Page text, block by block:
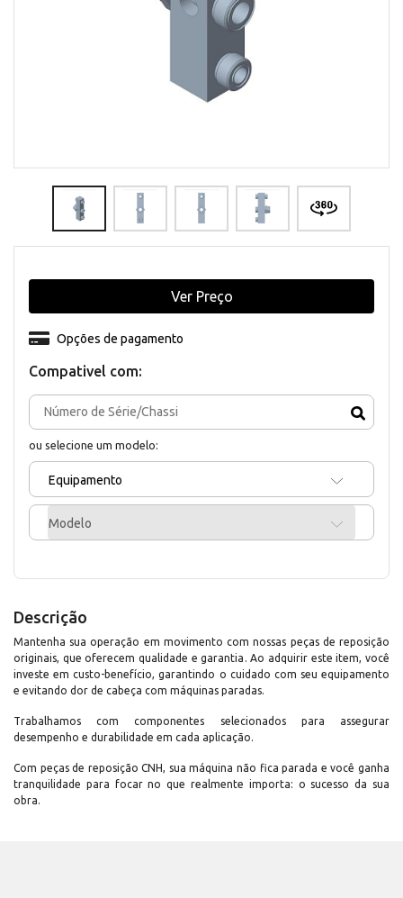
Compativel com:
ou selecione um modelo:
Equipamento
Modelo
Opções de pagamento
Ver Preço
Descrição
Mantenha sua operação em movimento com nossas peças de reposição
originais, que oferecem qualidade e garantia. Ao adquirir este item, você
investe em custo-benefício, garantindo o cuidado com seu equipamento
e evitando dor de cabeça com máquinas paradas.
Trabalhamos com componentes selecionados para assegurar
desempenho e durabilidade em cada aplicação.
Com peças de reposição CNH, sua máquina não fica parada e você ganha
tranquilidade para focar no que realmente importa: o sucesso da sua
obra.